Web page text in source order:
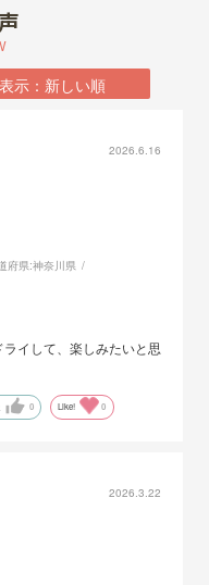
表示：新しい順
2026.6.16
府県:神奈川県
イして、楽しみたいと思
0 Like! 0
2026.3.22